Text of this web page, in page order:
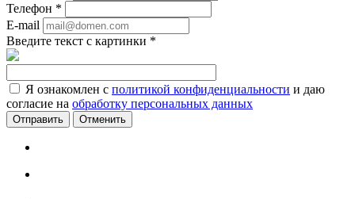
Телефон *
E-mail
Введите текст с картинки *
Я ознакомлен с политикой конфиденциальности и даю
согласие на обработку персональных данных
Отменить